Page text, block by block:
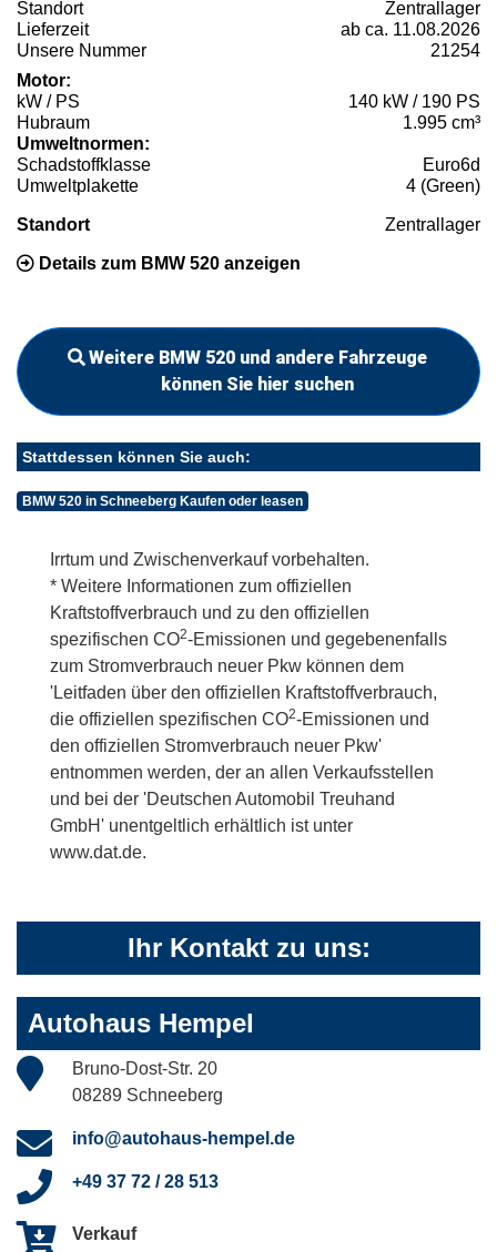
Standort
Zentrallager
Lieferzeit
ab ca. 11.08.2026
Unsere Nummer
21254
Motor:
kW / PS
140 kW / 190 PS
Hubraum
1.995 cm³
Umweltnormen:
Schadstoffklasse
Euro6d
Umweltplakette
4 (Green)
Standort Zentrallager
Details zum BMW 520 anzeigen
Weitere BMW 520 und andere Fahrzeuge
können Sie hier suchen
Stattdessen können Sie auch:
BMW 520 in Schneeberg Kaufen oder leasen
Irrtum und Zwischenverkauf vorbehalten.
* Weitere Informationen zum offiziellen
Kraftstoffverbrauch und zu den offiziellen
spezifischen CO2-Emissionen und gegebenenfalls
zum Stromverbrauch neuer Pkw können dem
'Leitfaden über den offiziellen Kraftstoffverbrauch,
die offiziellen spezifischen CO2-Emissionen und
den offiziellen Stromverbrauch neuer Pkw'
entnommen werden, der an allen Verkaufsstellen
und bei der 'Deutschen Automobil Treuhand
GmbH' unentgeltlich erhältlich ist unter
www.dat.de.
Ihr Kontakt zu uns:
Autohaus Hempel
Bruno-Dost-Str. 20
08289 Schneeberg
info@autohaus-hempel.de
+49 37 72 / 28 513
Verkauf